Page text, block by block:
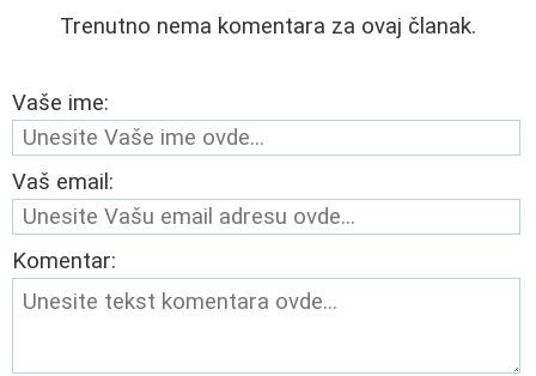
Trenutno nema komentara za ovaj članak.
Vaše ime:
Vaš email:
Komentar: